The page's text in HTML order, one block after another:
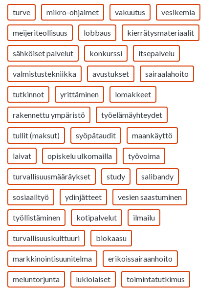
turve mikro-ohjaimet vakuutus vesikemia
meijeriteollisuus lobbaus kierrätysmateriaalit
sähköiset palvelut konkurssi itsepalvelu
valmistustekniikka avustukset sairaalahoito
tutkinnot yrittäminen lomakkeet
rakennettu ympäristö työelämäyhteydet
tullit (maksut) syöpätaudit maankäyttö
laivat opiskelu ulkomailla työvoima
turvallisuusmääräykset study salibandy
sosiaalityö ydinjätteet vesien saastuminen
työllistäminen kotipalvelut ilmailu
turvallisuuskulttuuri biokaasu
markkinointisuunitelma erikoissairaanhoito
meluntorjunta lukiolaiset toimintatutkimus